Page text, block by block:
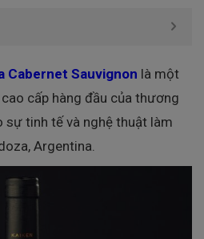
Cabernet Sauvignon là một
cấp hàng đầu của thương
sự tinh tế và nghệ thuật làm
Argentina.